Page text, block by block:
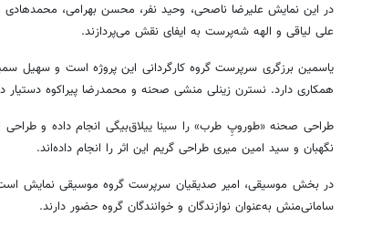
در این نمایش علیرضا ناصحی، وحید نفر، محسن بهرامی، محمدهادی
علی لیاقی و الهه شه‌پرست به ایفای نقش می‌پردازند.
یاسمین برزگری سرپرست گروه کارگردانی این پروژه است و سهیل
همکاری دارد. نسترن زینلی منشی صحنه و محمدرضا پیراکوه دستیار
طراحی صحنه «طوروپِ طرب» را سینا ییلاق‌بیگی انجام داده و
نگهبان و سید امین میری طراحی گریم این اثر را انجام داده‌اند.
در بخش موسیقی، امیر صدیقیان سرپرست گروه موسیقی نمایش
سامانی‌منش به‌عنوان نوازندگان و خوانندگان گروه حضور دارند.